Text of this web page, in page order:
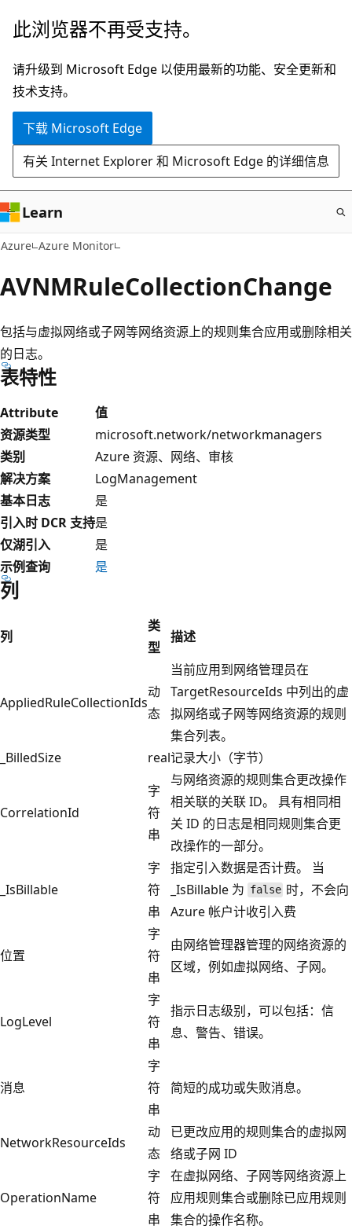
跳
主
要
内
此浏览器不再受支持。
请升级到 Microsoft Edge 以使用最新的功能、安全更新和
技术支持。
下载 Microsoft Edge
有关 Internet Explorer 和 Microsoft Edge 的详细信息
Learn
Azure Azure Monitor
AVNMRuleCollectionChange
包括与虚拟网络或子网等网络资源上的规则集合应用或删除相关
的日志。
表特性
Attribute
值
资源类型
microsoft.network/networkmanagers
类别
Azure 资源、网络、审核
解决方案
LogManagement
基本日志
是
引入时 DCR 支持是
仅湖引入
是
示例查询
是
列
列
类
型
描述
AppliedRuleCollectionIds
动
态
当前应用到网络管理员在
TargetResourceIds 中列出的虚
拟网络或子网等网络资源的规则
集合列表。
_BilledSize
real记录大小（字节）
CorrelationId
字
符
串
与网络资源的规则集合更改操作
相关联的关联 ID。 具有相同相
关 ID 的日志是相同规则集合更
改操作的一部分。
_IsBillable
字
符
串
指定引入数据是否计费。 当
_IsBillable 为 false 时，不会向
Azure 帐户计收引入费
位置
字
符
串
由网络管理器管理的网络资源的
区域，例如虚拟网络、子网。
LogLevel
字
符
串
指示日志级别，可以包括：信
息、警告、错误。
消息
字
符
串
简短的成功或失败消息。
NetworkResourceIds
动
态
已更改应用的规则集合的虚拟网
络或子网 ID
OperationName
字
符
串
在虚拟网络、子网等网络资源上
应用规则集合或删除已应用规则
集合的操作名称。